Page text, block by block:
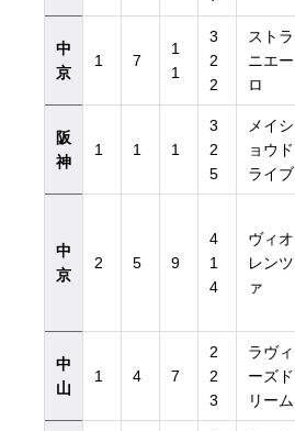
中
京
1 7
1
1
3
2
2
ストラ
ニエー
ロ
阪
神
1 1 1
3
2
5
メイシ
ョウド
ライブ
中
京
2 5 9
4
1
4
ヴィオ
レンツ
ァ
中
山
1 4 7
2
2
3
ラヴィ
ーズド
リーム